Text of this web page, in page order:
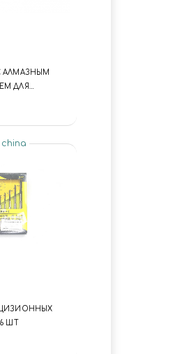
АЛМАЗНЫМ
ДЛЯ
ДЕТАЛЕЙ
ШТ